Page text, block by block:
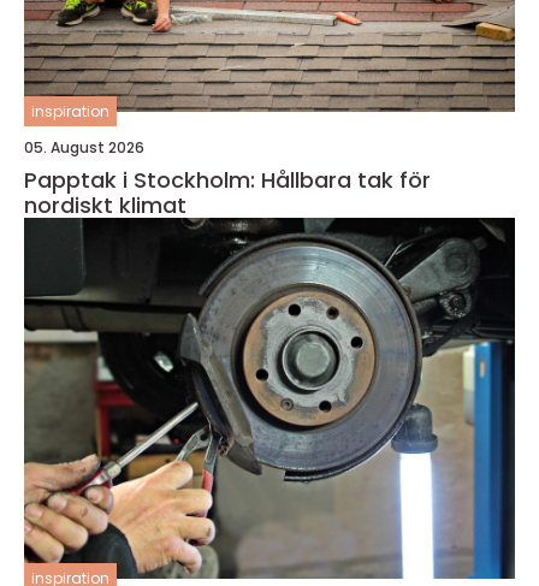
inspiration
05. August 2026
Papptak i Stockholm: Hållbara tak för
nordiskt klimat
inspiration